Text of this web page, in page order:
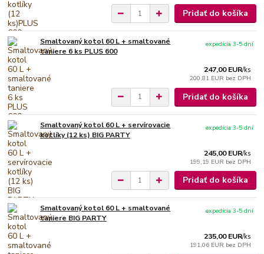
Pridať do košíka
Smaltovaný kotol 60 L + smaltované
taniere 6 ks PLUS 600
247,00 EUR/ks
200,81 EUR bez DPH
expedícia 3-5 dní
Pridať do košíka
Smaltovaný kotol 60 L + servírovacie
kotlíky (12 ks) BIG PARTY
245,00 EUR/ks
199,19 EUR bez DPH
expedícia 3-5 dní
Pridať do košíka
Smaltovaný kotol 60 L + smaltované
taniere BIG PARTY
235,00 EUR/ks
191,06 EUR bez DPH
expedícia 3-5 dní